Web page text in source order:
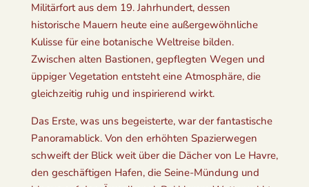
Militärfort aus dem 19. Jahrhundert, dessen
historische Mauern heute eine außergewöhnliche
Kulisse für eine botanische Weltreise bilden.
Zwischen alten Bastionen, gepflegten Wegen und
üppiger Vegetation entsteht eine Atmosphäre, die
gleichzeitig ruhig und inspirierend wirkt.
Das Erste, was uns begeisterte, war der fantastische
Panoramablick. Von den erhöhten Spazierwegen
schweift der Blick weit über die Dächer von Le Havre,
den geschäftigen Hafen, die Seine-Mündung und